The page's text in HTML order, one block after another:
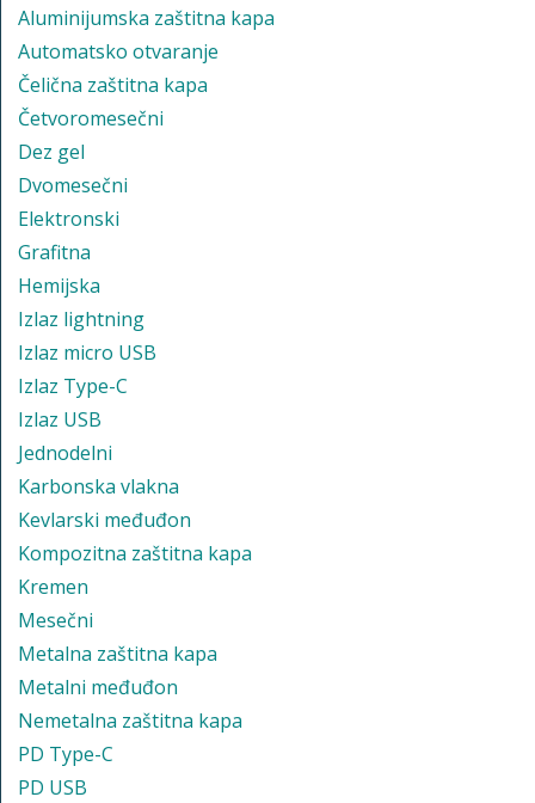
Aluminijumska zaštitna kapa
Automatsko otvaranje
Čelična zaštitna kapa
Četvoromesečni
Dez gel
Dvomesečni
Elektronski
Grafitna
Hemijska
Izlaz lightning
Izlaz micro USB
Izlaz Type-C
Izlaz USB
Jednodelni
Karbonska vlakna
Kevlarski međuđon
Kompozitna zaštitna kapa
Kremen
Mesečni
Metalna zaštitna kapa
Metalni međuđon
Nemetalna zaštitna kapa
PD Type-C
PD USB